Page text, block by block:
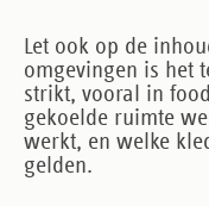
Let ook op de
omgevingen is het
strikt, vooral in
gekoelde ruimte
werkt, en welke
gelden.